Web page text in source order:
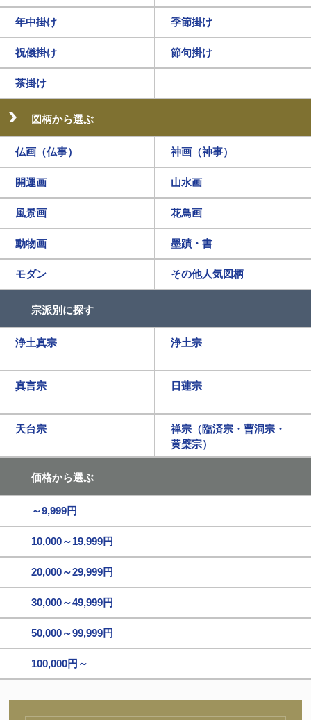
年中掛け 季節掛け
祝儀掛け 節句掛け
茶掛け
図柄から選ぶ
仏画（仏事） 神画（神事）
開運画 山水画
風景画 花鳥画
動物画 墨蹟・書
モダン その他人気図柄
宗派別に探す
浄土真宗 浄土宗
真言宗 日蓮宗
天台宗
禅宗（臨済宗・曹洞宗・
黄檗宗）
価格から選ぶ
～9,999円
10,000～19,999円
20,000～29,999円
30,000～49,999円
50,000～99,999円
100,000円～